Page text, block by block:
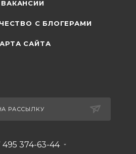
ВАКАНСИИ
С БЛОГЕРАМИ
САЙТА
РАССЫЛКУ
495 374-63-44